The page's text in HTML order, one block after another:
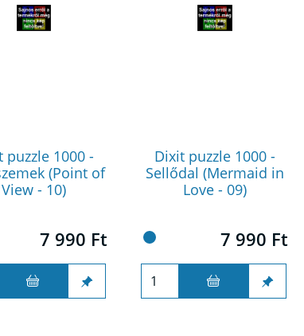
puzzle 1000 -
(Point of
View - 10)
7 990 Ft
Dixit puzzle 1000 -
Sellődal (Mermaid in
Love - 09)
7 990 Ft